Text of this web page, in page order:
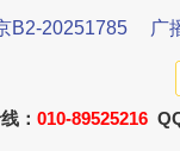
B2-20251785
广
： 010-89525216